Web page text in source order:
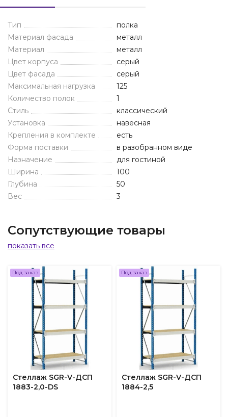
Тип
полка
Материал фасада
металл
Материал
металл
Цвет корпуса
серый
Цвет фасада
серый
Максимальная нагрузка
125
Количество полок
1
Стиль
классический
Установка
навесная
Крепления в комплекте
есть
Форма поставки
в разобранном виде
Назначение
для гостиной
Ширина
100
Глубина
50
Вес
3
Сопутствующие товары
показать все
Под заказ
Стеллаж SGR-V-ДСП
1883-2,0-DS
Под заказ
Стеллаж SGR-V-ДСП
1884-2,5